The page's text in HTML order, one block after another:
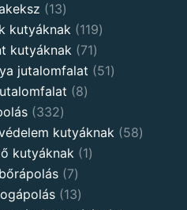
1313
products
kutyáknak 119119
kutyáknak 7171
products
jutalomfalat 5151
88
332332
products
kutyáknak 5858
kutyáknak 11
77
products
1313